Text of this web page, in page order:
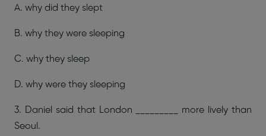
A. why did they slept
B. why they were sleeping
C. why they sleep
D. why were they sleeping
3. Daniel said that London _________ more lively than
Seoul.